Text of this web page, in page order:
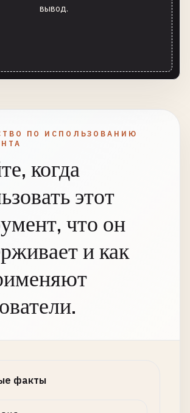
вывод.
ПО ИСПОЛЬЗОВАНИЮ
когда
этот
что он
и как
факты